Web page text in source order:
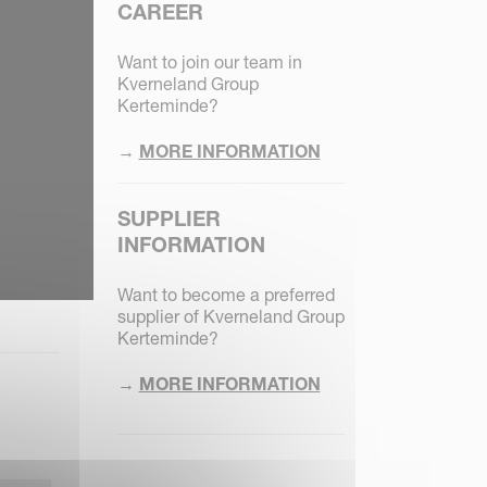
CAREER
Want to join our team in
Kverneland Group
Kerteminde?
→ MORE INFORMATION
SUPPLIER
INFORMATION
Want to become a preferred
supplier of Kverneland Group
Kerteminde?
→ MORE INFORMATION